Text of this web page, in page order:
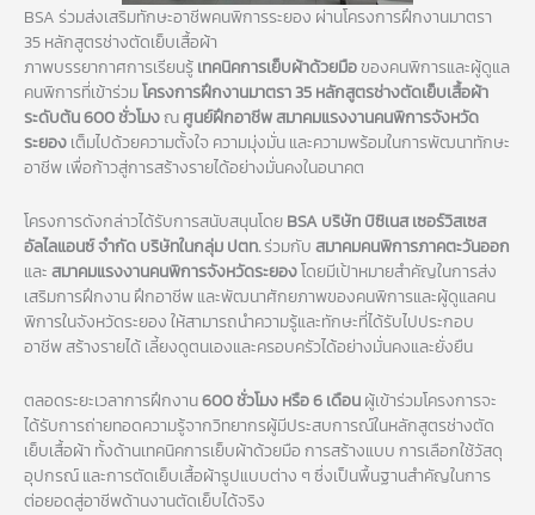
BSA ร่วมส่งเสริมทักษะอาชีพคนพิการระยอง ผ่านโครงการฝึกงานมาตรา
35 หลักสูตรช่างตัดเย็บเสื้อผ้า
ภาพบรรยากาศการเรียนรู้ เทคนิคการเย็บผ้าด้วยมือของคนพิการและผู้ดูแล
คนพิการที่เข้าร่วมโครงการฝึกงานมาตรา 35 หลักสูตรช่างตัดเย็บเสื้อผ้า
ระดับต้น 600 ชั่วโมงณ ศูนย์ฝึกอาชีพ สมาคมแรงงานคนพิการจังหวัด
ระยอง เต็มไปด้วยความตั้งใจ ความมุ่งมั่น และความพร้อมในการพัฒนาทักษะ
อาชีพ เพื่อก้าวสู่การสร้างรายได้อย่างมั่นคงในอนาคต
โครงการดังกล่าวได้รับการสนับสนุนโดย BSA บริษัท บิซิเนส เซอร์วิสเซส
อัลไลแอนซ์ จำกัด บริษัทในกลุ่ม ปตท.ร่วมกับ สมาคมคนพิการภาคตะวันออก
และ สมาคมแรงงานคนพิการจังหวัดระยองโดยมีเป้าหมายสำคัญในการส่ง
เสริมการฝึกงาน ฝึกอาชีพ และพัฒนาศักยภาพของคนพิการและผู้ดูแลคน
พิการในจังหวัดระยอง ให้สามารถนำความรู้และทักษะที่ได้รับไปประกอบ
อาชีพ สร้างรายได้ เลี้ยงดูตนเองและครอบครัวได้อย่างมั่นคงและยั่งยืน
ตลอดระยะเวลาการฝึกงาน600 ชั่วโมง หรือ 6 เดือน ผู้เข้าร่วมโครงการจะ
ได้รับการถ่ายทอดความรู้จากวิทยากรผู้มีประสบการณ์ในหลักสูตรช่างตัด
เย็บเสื้อผ้า ทั้งด้านเทคนิคการเย็บผ้าด้วยมือ การสร้างแบบ การเลือกใช้วัสดุ
อุปกรณ์ และการตัดเย็บเสื้อผ้ารูปแบบต่าง ๆ ซึ่งเป็นพื้นฐานสำคัญในการ
ต่อยอดสู่อาชีพด้านงานตัดเย็บได้จริง